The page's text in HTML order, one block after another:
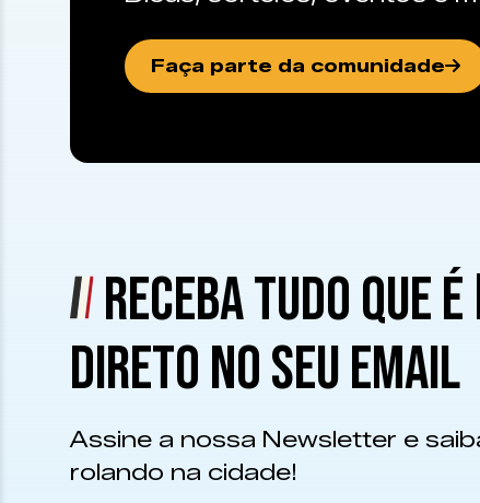
Faça parte da comunidade
RECEBA TUDO QUE É
DIRETO NO SEU EMAIL
Assine a nossa Newsletter e
rolando na cidade!